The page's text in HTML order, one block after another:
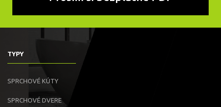
TYPY
SPRCHOVÉ KÚTY
SPRCHOVÉ DVERE